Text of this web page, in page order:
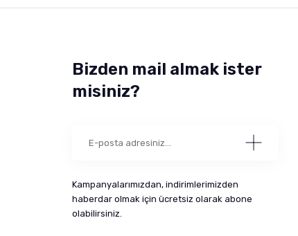
Bizden mail almak ister
misiniz?
Kampanyalarımızdan, indirimlerimizden
haberdar olmak için ücretsiz olarak abone
olabilirsiniz.